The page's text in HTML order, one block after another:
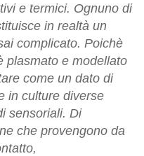
e termici. Ognuno di
in realtà un
complicato. Poichè
plasmato e modellato
come un dato di
in culture diverse
sensoriali. Di
che provengono da